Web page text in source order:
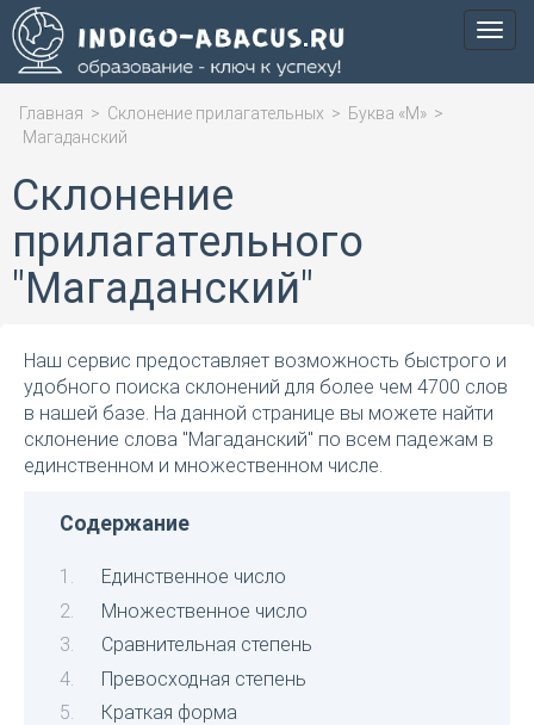
Меню
Главная > Склонение прилагательных > Буква «М» >
Магаданский
Склонение
прилагательного
"Магаданский"
Наш сервис предоставляет возможность быстрого и
удобного поиска склонений для более чем 4700 слов
в нашей базе. На данной странице вы можете найти
склонение слова "Магаданский" по всем падежам в
единственном и множественном числе.
Содержание
Единственное число
Множественное число
Сравнительная степень
Превосходная степень
Краткая форма